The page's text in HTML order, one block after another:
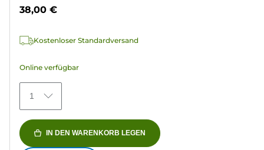
5
453
38,00 €
Kostenloser Standardversand
Online verfügbar
1
IN DEN WARENKORB LEGEN